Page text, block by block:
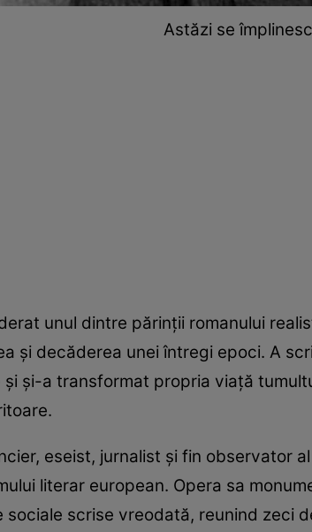
Astăzi se
unul dintre părinții romanului
și decăderea unei întregi epoci. A
și și-a transformat propria viață
eseist, jurnalist și fin observator
literar european. Opera sa
sociale scrise vreodată, reunind zeci